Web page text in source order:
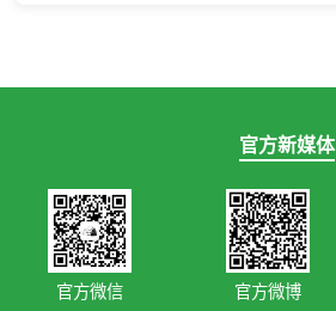
官方新媒体
官方微信 官方微博